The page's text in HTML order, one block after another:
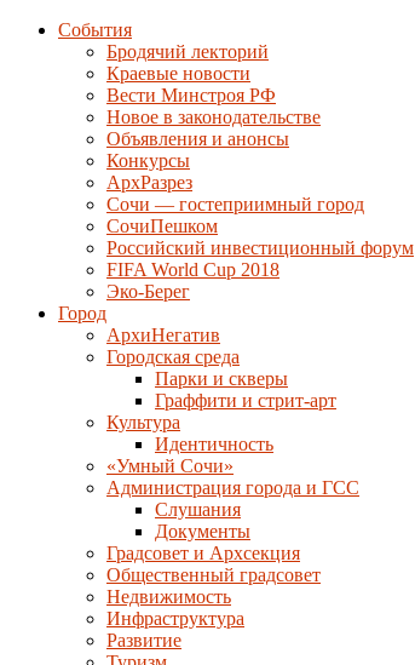
События
Бродячий лекторий
Краевые новости
Вести Минстроя РФ
Новое в законодательстве
Объявления и анонсы
Конкурсы
АрхРазрез
Сочи — гостеприимный город
СочиПешком
Российский инвестиционный форум
FIFA World Cup 2018
Эко-Берег
Город
АрхиНегатив
Городская среда
Парки и скверы
Граффити и стрит-арт
Культура
Идентичность
«Умный Сочи»
Администрация города и ГСС
Слушания
Документы
Градсовет и Архсекция
Общественный градсовет
Недвижимость
Инфраструктура
Развитие